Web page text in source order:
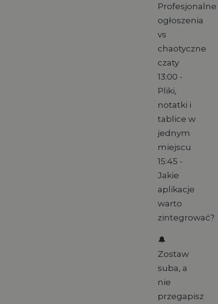
Profesjonalne
ogłoszenia
vs
chaotyczne
czaty
13:00 -
Pliki,
notatki i
tablice w
jednym
miejscu
15:45 -
Jakie
aplikacje
warto
zintegrować?
🔔
Zostaw
suba, a
nie
przegapisz